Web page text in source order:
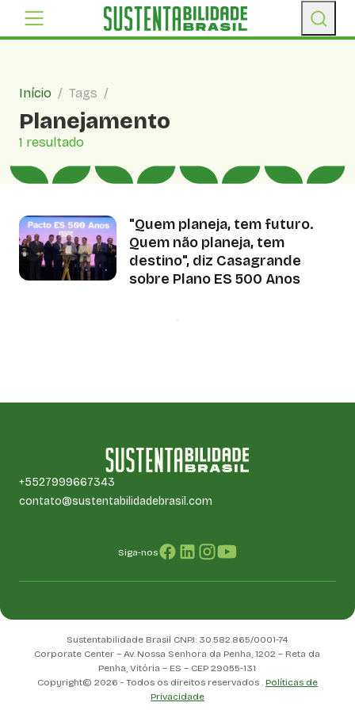
Início / Tags /
Planejamento
1 resultado
"Quem planeja, tem futuro.
Quem não planeja, tem
destino", diz Casagrande
sobre Plano ES 500 Anos
+5527999667343
contato@sustentabilidadebrasil.com
Siga-nos
Sustentabilidade Brasil CNPJ: 30.582.865/0001-74
Corporate Center – Av. Nossa Senhora da Penha, 1202 – Reta da
Penha, Vitória – ES – CEP 29055-131
Copyright© 2026 - Todos os direitos reservados . Políticas de
Privacidade